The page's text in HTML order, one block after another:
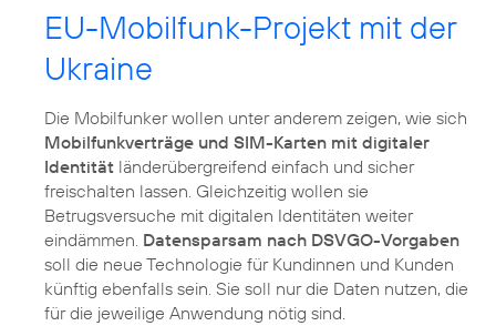
EU-Mobilfunk-Projekt mit der
Ukraine
Die Mobilfunker wollen unter anderem zeigen, wie sich
Mobilfunkverträge und SIM-Karten mit digitaler
Identität länderübergreifend einfach und sicher
freischalten lassen. Gleichzeitig wollen sie
Betrugsversuche mit digitalen Identitäten weiter
eindämmen. Datensparsam nach DSVGO-Vorgaben
soll die neue Technologie für Kundinnen und Kunden
künftig ebenfalls sein. Sie soll nur die Daten nutzen, die
für die jeweilige Anwendung nötig sind.